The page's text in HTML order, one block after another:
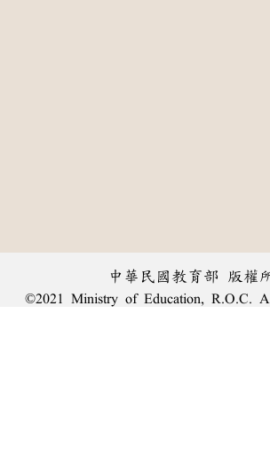
中華民國教育部 版權
©2021 Ministry of Education, R.O.C.